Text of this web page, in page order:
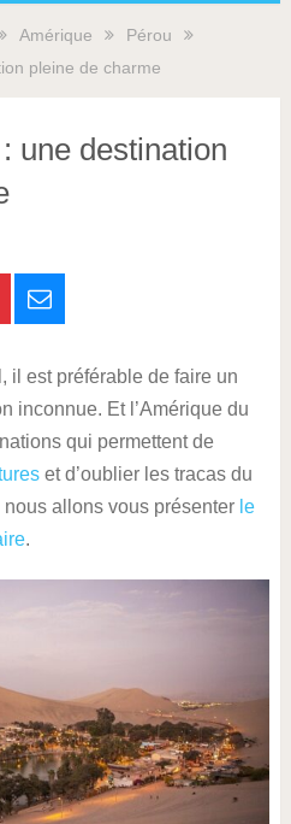
Amérique
Pérou
pleine de charme
une destination
il est préférable de faire un
inconnue. Et l’Amérique du
qui permettent de
et d’oublier les tracas du
allons vous présenter le
.